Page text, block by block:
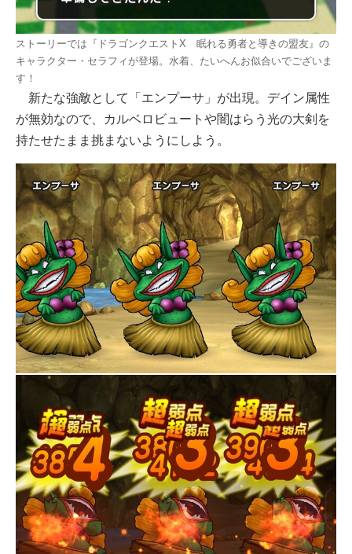
ストーリーでは『ドラゴンクエストX 眠れる勇者と導きの盟友』の
キャラクター・セラフィが登場。水着、たいへんお似合いでございま
す！
新たな強敵として「エンプーサ」が出現。デイン属性
が無効なので、カルベロビュートや闇はらう光の大剣を
持たせたまま挑まないようにしよう。